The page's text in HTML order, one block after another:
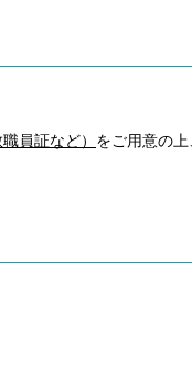
員証など） をご用意の